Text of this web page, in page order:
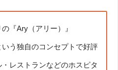
『Ary（アリー）』
いう独自のコンセプトで好評
レストランなどのホスピタ